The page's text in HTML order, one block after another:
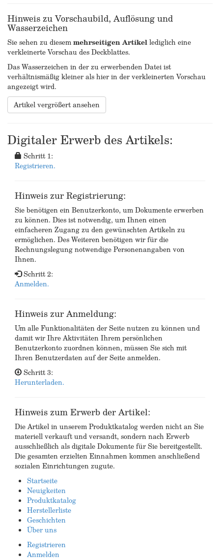
Hinweis zu Vorschaubild, Auflösung und
Wasserzeichen
Sie sehen zu diesemmehrseitigen Artikellediglich eine
verkleinerte Vorschau des Deckblattes.
Das Wasserzeichen in der zu erwerbenden Datei ist
verhältnismäßig kleiner als hier in der verkleinerten Vorschau
angezeigt wird.
Artikel vergrößert ansehen
Digitaler Erwerb des Artikels:
Schritt 1:
Registrieren.
Hinweis zur Registrierung:
Sie benötigen ein Benutzerkonto, um Dokumente erwerben
zu können. Dies ist notwendig, um Ihnen einen
einfacheren Zugang zu den gewünschten Artikeln zu
ermöglichen. Des Weiteren benötigen wir für die
Rechnungslegung notwendige Personenangaben von
Ihnen.
Schritt 2:
Anmelden.
Hinweis zur Anmeldung:
Um alle Funktionalitäten der Seite nutzen zu können und
damit wir Ihre Aktivitäten Ihrem persönlichen
Benutzerkonto zuordnen können, müssen Sie sich mit
Ihren Benutzerdaten auf der Seite anmelden.
Schritt 3:
Herunterladen.
Hinweis zum Erwerb der Artikel:
Die Artikel in unserem Produktkatalog werden nicht an Sie
materiell verkauft und versandt, sondern nach Erwerb
ausschließlich als digitale Dokumente für Sie bereitgestellt.
Die gesamten erzielten Einnahmen kommen anschließend
sozialen Einrichtungen zugute.
Startseite
Neuigkeiten
Produktkatalog
Herstellerliste
Geschichten
Über uns
Registrieren
Anmelden